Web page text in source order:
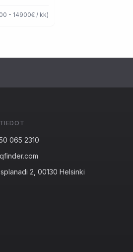
- 14900€ / kk)
065 2310
2, 00130 Helsinki